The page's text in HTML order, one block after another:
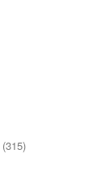
(315)